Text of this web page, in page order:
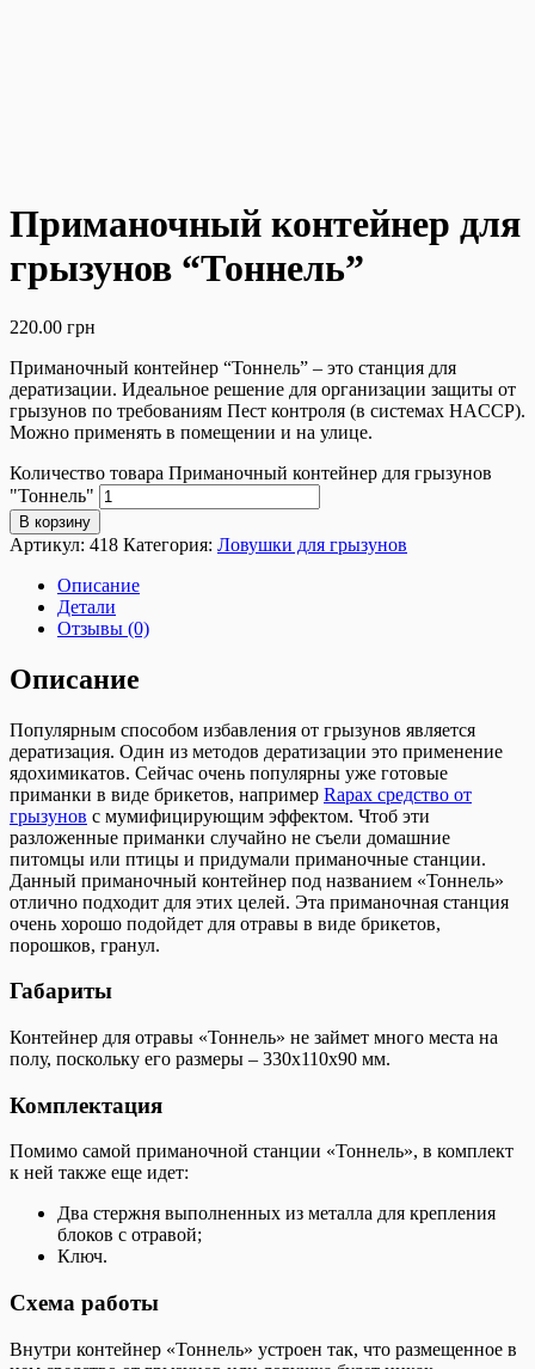
Приманочный контейнер для
грызунов “Тоннель”
220.00 грн
Приманочный контейнер “Тоннель” – это станция для
дератизации. Идеальное решение для организации защиты от
грызунов по требованиям Пест контроля (в системах HACCP).
Можно применять в помещении и на улице.
Количество товара Приманочный контейнер для грызунов
"Тоннель"
В корзину
Артикул: 418 Категория: Ловушки для грызунов
Описание
Детали
Отзывы (0)
Описание
Популярным способом избавления от грызунов является
дератизация. Один из методов дератизации это применение
ядохимикатов. Сейчас очень популярны уже готовые
приманки в виде брикетов, например Rapax средство от
грызунов с мумифицирующим эффектом. Чтоб эти
разложенные приманки случайно не съели домашние
питомцы или птицы и придумали приманочные станции.
Данный приманочный контейнер под названием «Тоннель»
отлично подходит для этих целей. Эта приманочная станция
очень хорошо подойдет для отравы в виде брикетов,
порошков, гранул.
Габариты
Контейнер для отравы «Тоннель» не займет много места на
полу, поскольку его размеры – 330х110х90 мм.
Комплектация
Помимо самой приманочной станции «Тоннель», в комплект
к ней также еще идет:
Два стержня выполненных из металла для крепления
блоков с отравой;
Ключ.
Схема работы
Внутри контейнер «Тоннель» устроен так, что размещенное в